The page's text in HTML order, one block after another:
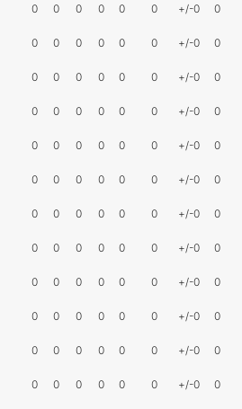
0 0 0 0 0 0 +/-0 0
0 0 0 0 0 0 +/-0 0
0 0 0 0 0 0 +/-0 0
0 0 0 0 0 0 +/-0 0
0 0 0 0 0 0 +/-0 0
0 0 0 0 0 0 +/-0 0
0 0 0 0 0 0 +/-0 0
0 0 0 0 0 0 +/-0 0
0 0 0 0 0 0 +/-0 0
0 0 0 0 0 0 +/-0 0
0 0 0 0 0 0 +/-0 0
0 0 0 0 0 0 +/-0 0